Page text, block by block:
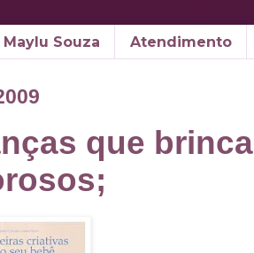
Souza Atendimento
que